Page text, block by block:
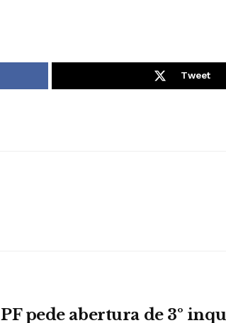
Tweet
PF pede abertura de 3º